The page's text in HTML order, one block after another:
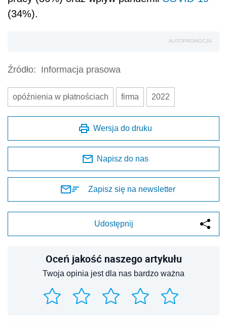
(34%).
AUTOPROMOCJA
Źródło: Informacja prasowa
opóźnienia w płatnościach firma 2022
Wersja do druku
Napisz do nas
Zapisz się na newsletter
Udostępnij
Oceń jakość naszego artykułu
Twoja opinia jest dla nas bardzo ważna